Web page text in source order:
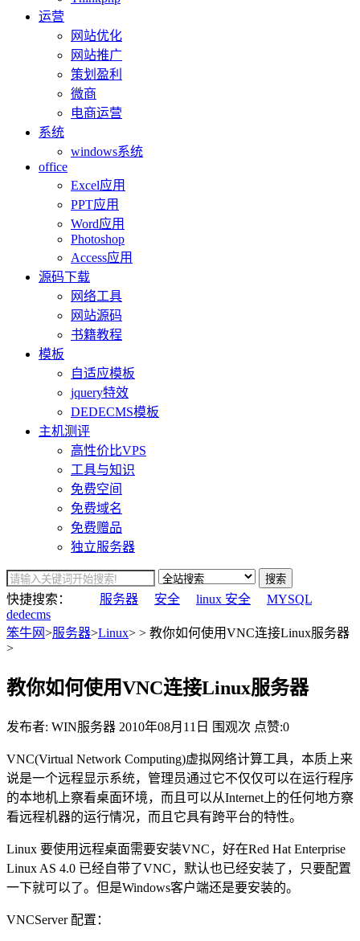
运营
网站优化
网站推广
策划盈利
微商
电商运营
系统
windows系统
office
Excel应用
PPT应用
Word应用
Photoshop
Access应用
源码下载
网络工具
网站源码
书籍教程
模板
自适应模板
jquery特效
DEDECMS模板
主机测评
高性价比VPS
工具与知识
免费空间
免费域名
免费赠品
独立服务器
搜索
快捷搜索： 服务器 安全 linux 安全
MYSQL
dedecms
笨牛网>服务器>Linux> > 教你如何使用VNC连接Linux服务器
>
教你如何使用VNC连接Linux服务器
发布者: WIN服务器 2010年08月11日 围观次 点赞:0
VNC(Virtual Network Computing)虚拟网络计算工具，本质上来
说是一个远程显示系统，管理员通过它不仅仅可以在运行程序
的本地机上察看桌面环境，而且可以从Internet上的任何地方察
看远程机器的运行情况，而且它具有跨平台的特性。
Linux 要使用远程桌面需要安装VNC，好在Red Hat Enterprise
Linux AS 4.0 已经自带了VNC，默认也已经安装了，只要配置
一下就可以了。但是Windows客户端还是要安装的。
VNCServer 配置：